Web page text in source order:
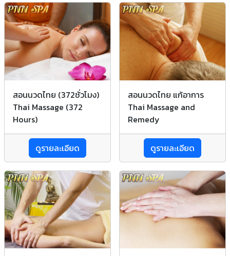
สอนนวดไทย (372ชั่วโมง)
Thai Massage (372
Hours)
ดูรายละเอียด
สอนนวดไทย แก้อาการ
Thai Massage and
Remedy
ดูรายละเอียด